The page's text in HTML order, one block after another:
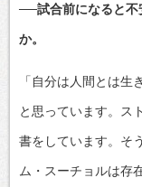
──試合前になると不
か。
「自分は人間とは
と思っています。ス
書をしています。そ
ム・スーチョルは存